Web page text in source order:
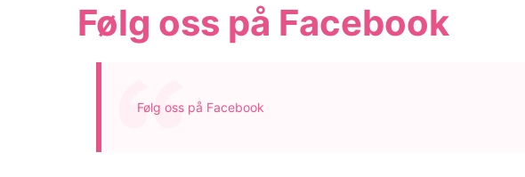
Følg oss på Facebook
Følg oss på Facebook